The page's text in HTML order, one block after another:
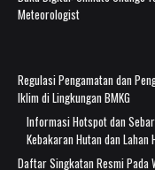
Meteorologist
Regulasi Pengamatan dan
Iklim di Lingkungan BMKG
Informasi Hotspot dan
Kebakaran Hutan dan Lahan
Daftar Singkatan Resmi Pada